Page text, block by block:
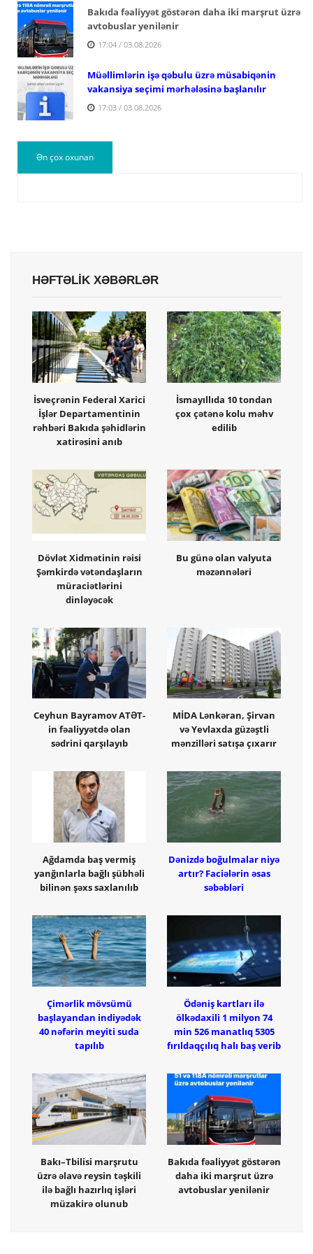
Bakıda fəaliyyət göstərən daha iki marşrut üzrə
avtobuslar yenilənir
17:04 / 03.08.2026
Müəllimlərin işə qəbulu üzrə müsabiqənin
vakansiya seçimi mərhələsinə başlanılır
17:03 / 03.08.2026
Ən çox oxunan
HƏFTƏLİK XƏBƏRLƏR
İsveçrənin Federal Xarici
İşlər Departamentinin
rəhbəri Bakıda şəhidlərin
xatirəsini anıb
İsmayıllıda 10 tondan
çox çətənə kolu məhv
edilib
Dövlət Xidmətinin rəisi
Şəmkirdə vətəndaşların
müraciətlərini
dinləyəcək
Bu günə olan valyuta
məzənnələri
Ceyhun Bayramov ATƏT-
in fəaliyyətdə olan
sədrini qarşılayıb
MİDA Lənkəran, Şirvan
və Yevlaxda güzəştli
mənzilləri satışa çıxarır
Ağdamda baş vermiş
yanğınlarla bağlı şübhəli
bilinən şəxs saxlanılıb
Dənizdə boğulmalar niyə
artır? Faciələrin əsas
səbəbləri
Çimərlik mövsümü
başlayandan indiyədək
40 nəfərin meyiti suda
tapılıb
Ödəniş kartları ilə
ölkədaxili 1 milyon 74
min 526 manatlıq 5305
fırıldaqçılıq halı baş verib
Bakı–Tbilisi marşrutu
üzrə əlavə reysin təşkili
ilə bağlı hazırlıq işləri
müzakirə olunub
Bakıda fəaliyyət göstərən
daha iki marşrut üzrə
avtobuslar yenilənir